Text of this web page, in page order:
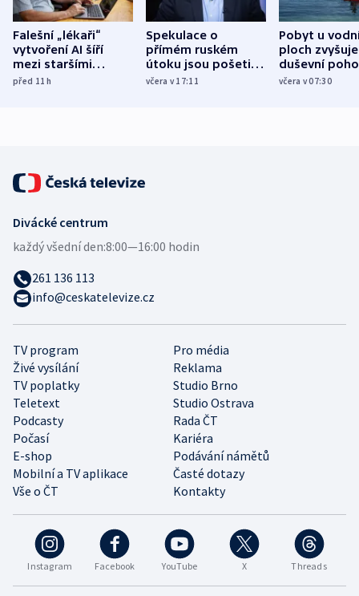
Falešní „lékaři“
vytvoření AI šíří
mezi staršími
Poláky nebezpečné
před 11h
Spekulace o
přímém ruském
útoku jsou pošetilé,
míní estonský
včera v 17:11
Pobyt u
ploch zvyšuje
duševní
ukázala
včera v 07:30
Instagram Facebook YouTube X Threads
TV program
Pro média
Živé vysílání
Reklama
TV poplatky
Studio Brno
Teletext
Studio Ostrava
Podcasty
Rada ČT
Počasí
Kariéra
E-shop
Podávání námětů
Mobilní a TV aplikace
Časté dotazy
Vše o ČT
Kontakty
Divácké centrum
každý všední den:8:00—16:00 hodin
261 136 113
info@ceskatelevize.cz